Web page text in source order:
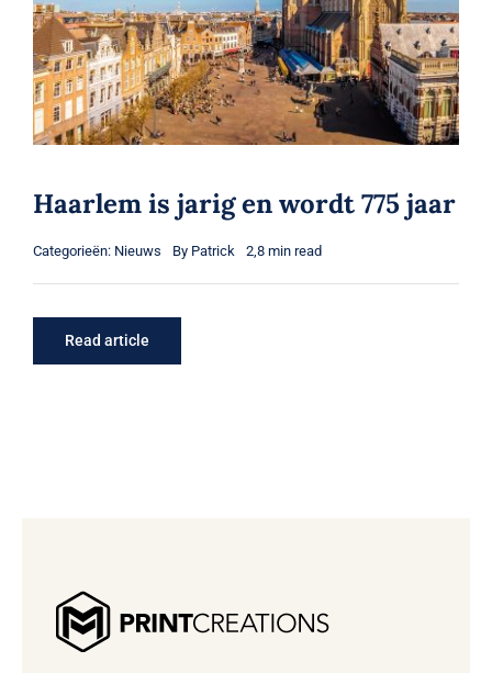
Haarlem is jarig en wordt 775 jaar
Categorieën: Nieuws By Patrick 2,8 min read
Read article